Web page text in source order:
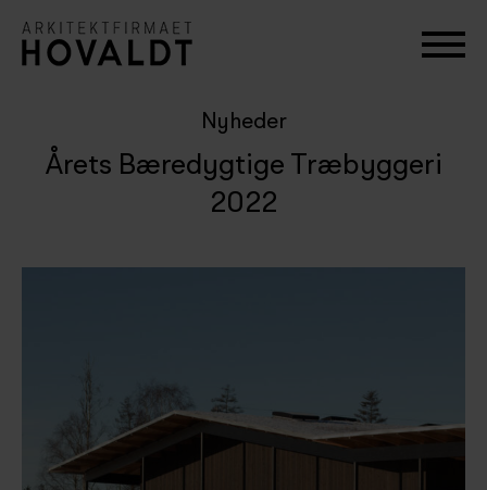
Nyheder
Årets Bæredygtige Træbyggeri
2022